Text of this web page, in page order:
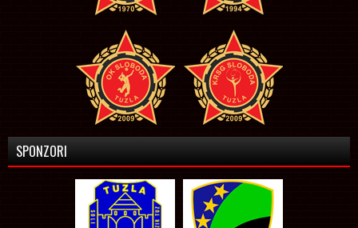
SPONZORI